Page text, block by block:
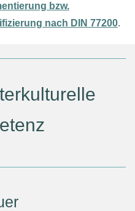
bzw.
nach DIN 77200.